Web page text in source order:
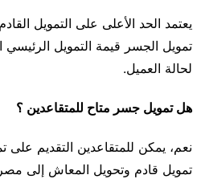
يعتمد الحد الأعلى على التمويل
تمويل الجسر قيمة التمويل الرئيسي
لحالة العميل.
هل تمويل جسر متاح للمتقاعدين ؟
نعم، يمكن للمتقاعدين التقديم
تمويل قادم وتحويل المعاش إلى